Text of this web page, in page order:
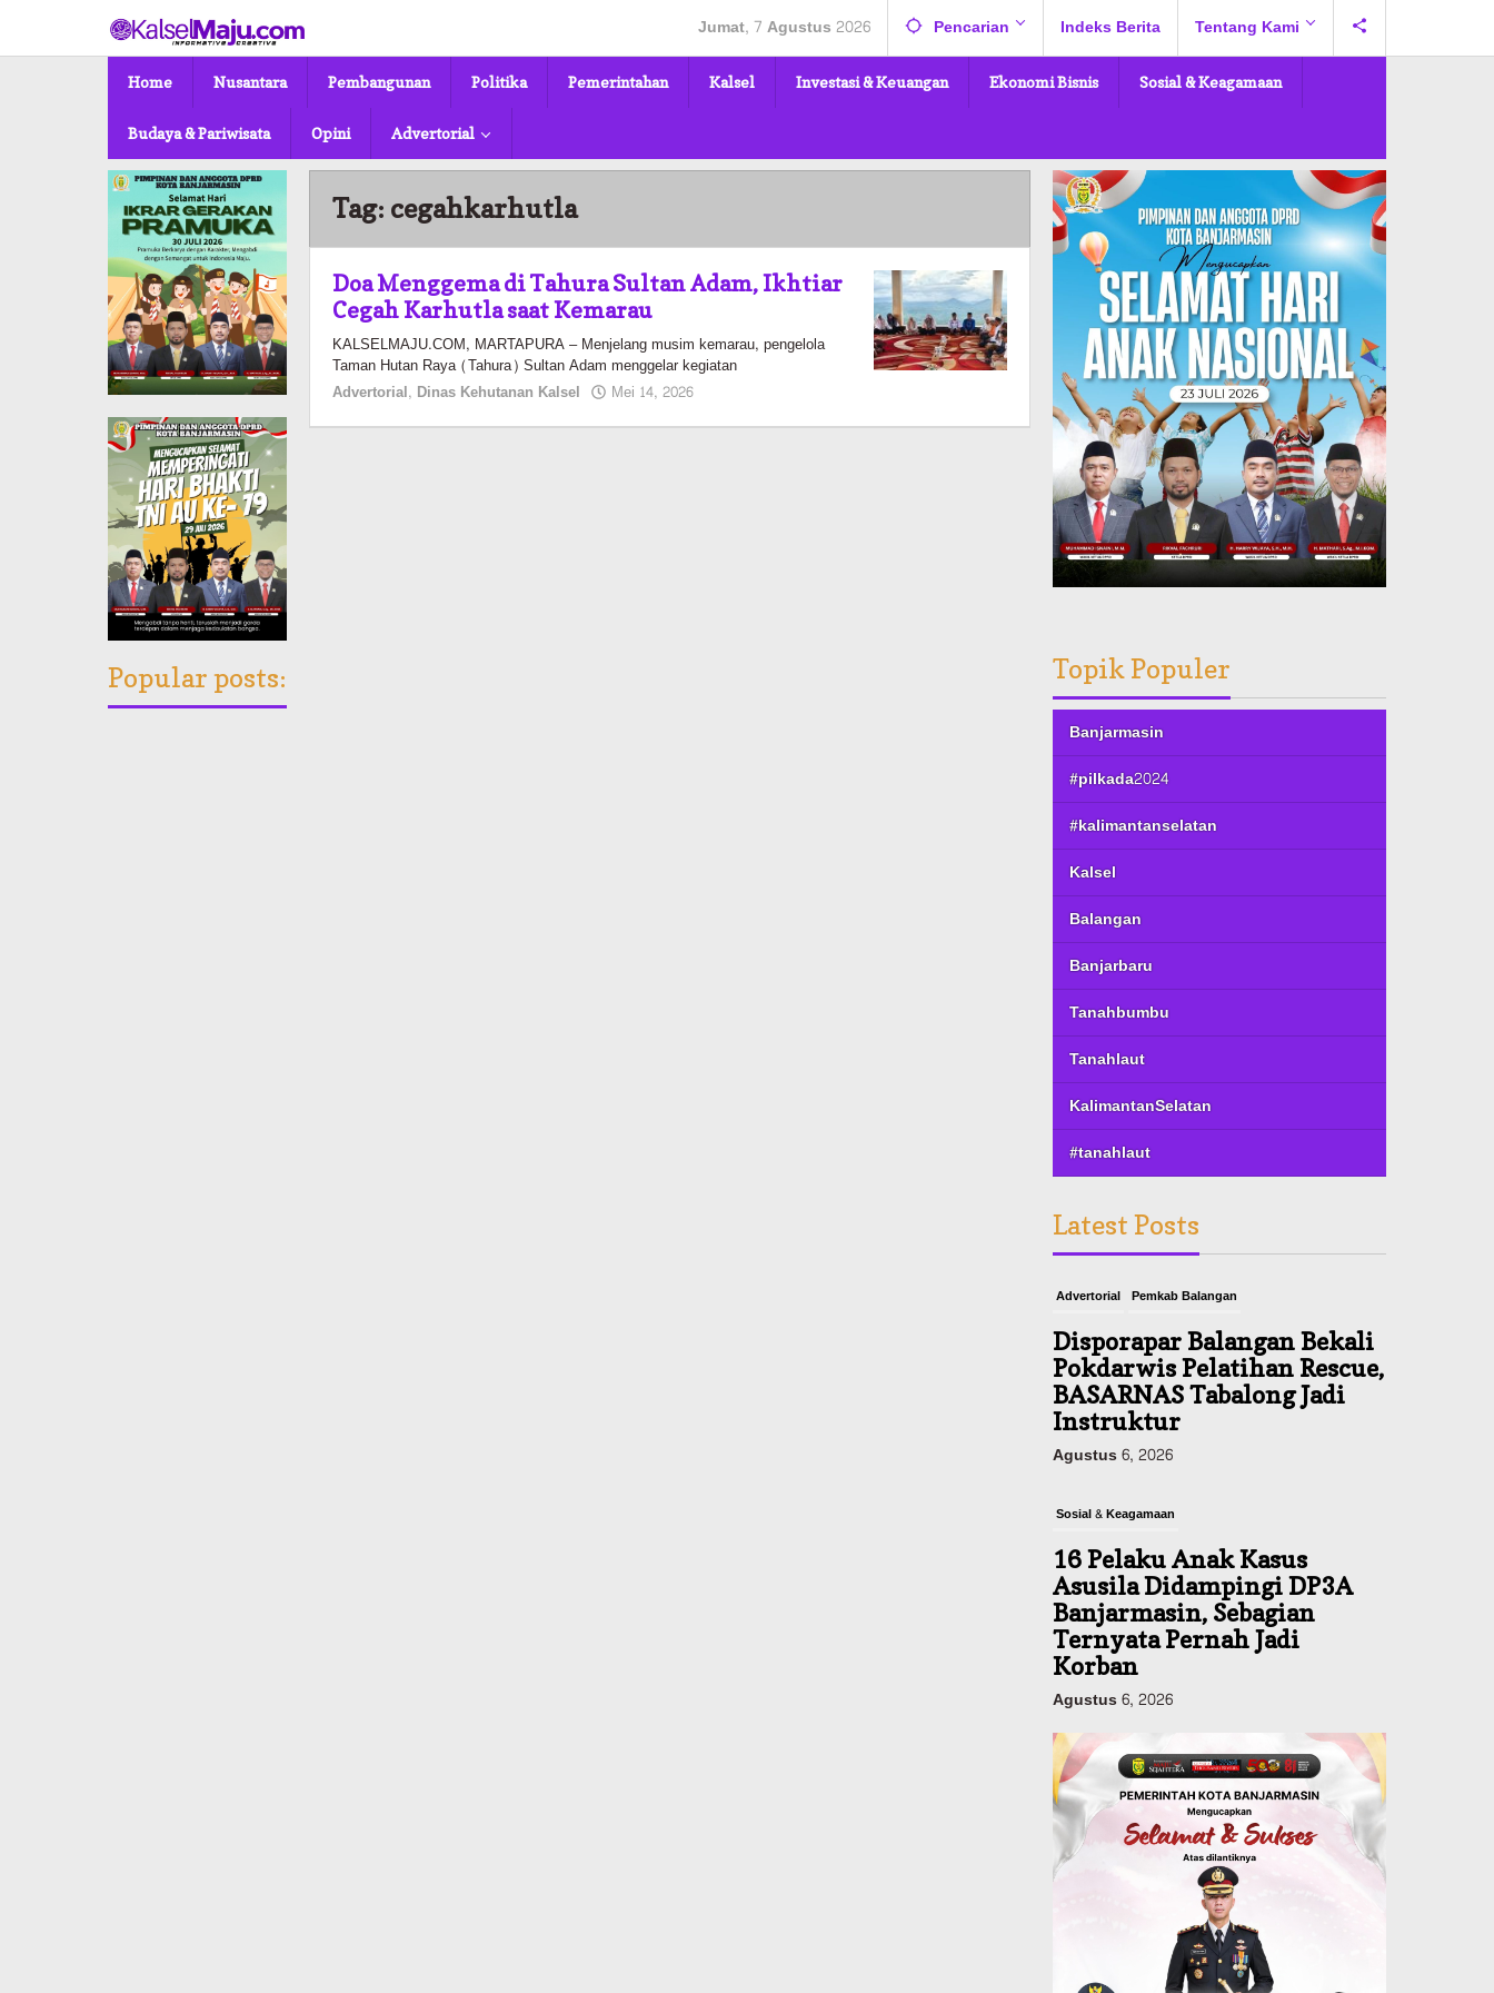
konten
Jumat, 7 Agustus 2026 Pencarian Indeks Berita Tentang Kami
Home Nusantara Pembangunan Politika Pemerintahan Kalsel Investasi & Keuangan Ekonomi Bisnis Sosial & Keagamaan
Budaya & Pariwisata Opini Advertorial
Popular posts:
Tag: cegahkarhutla
Doa Menggema di Tahura Sultan Adam, Ikhtiar
Cegah Karhutla saat Kemarau
KALSELMAJU.COM, MARTAPURA – Menjelang musim kemarau, pengelola
Taman Hutan Raya (Tahura) Sultan Adam menggelar kegiatan
Advertorial, Dinas Kehutanan Kalsel Mei 14, 2026
Pimred
Topik Populer
Banjarmasin
#pilkada2024
#kalimantanselatan
Kalsel
Balangan
Banjarbaru
Tanahbumbu
Tanahlaut
KalimantanSelatan
#tanahlaut
Latest Posts
Advertorial Pemkab Balangan
Disporapar Balangan Bekali
Pokdarwis Pelatihan Rescue,
BASARNAS Tabalong Jadi
Instruktur
Agustus 6, 2026
Sosial & Keagamaan
16 Pelaku Anak Kasus
Asusila Didampingi DP3A
Banjarmasin, Sebagian
Ternyata Pernah Jadi
Korban
Agustus 6, 2026
Dinas PUPR Kalsel Pembangunan
Tindak Lanjut
Pascakecelakaan Maut,
Pemerintah Janji
Tingkatkan Fasilitas
Keselamatan Jalan
Alternatif Banjarbaru–